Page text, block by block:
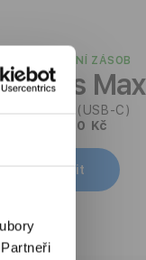
DO VYPRODÁNÍ ZÁSOB
Max
1. generace (USB-C)
Od 9 990 Kč
Koupit